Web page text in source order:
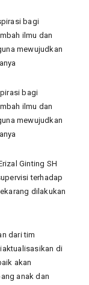
bagi
ilmu dan
mewujudkan
bagi
ilmu dan
mewujudkan
Ginting SH
terhadap
dilakukan
dari tim
di
akan
anak dan